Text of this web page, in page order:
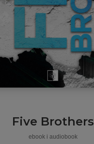
Five Brothers
ebook i audiobook